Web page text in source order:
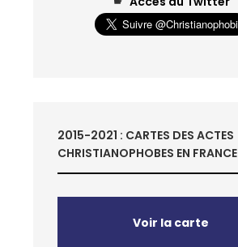
2015-2021 : CARTES DES ACTES
CHRISTIANOPHOBES EN FRANCE
Voir la carte